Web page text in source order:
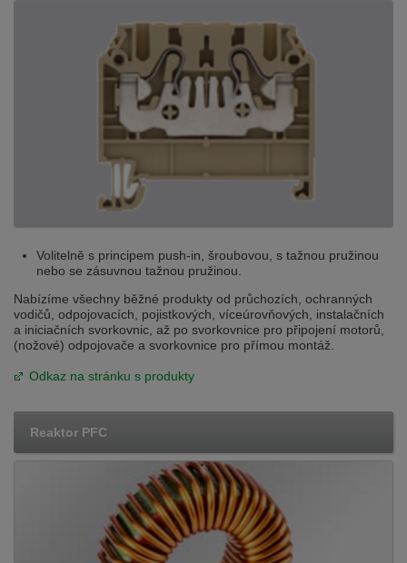
Volitelně s principem push-in, šroubovou, s tažnou pružinou
nebo se zásuvnou tažnou pružinou.
Nabízíme všechny běžné produkty od průchozích, ochranných
vodičů, odpojovacích, pojistkových, víceúrovňových, instalačních
a iniciačních svorkovnic, až po svorkovnice pro připojení motorů,
(nožové) odpojovače a svorkovnice pro přímou montáž.
Odkaz na stránku s produkty
Reaktor PFC